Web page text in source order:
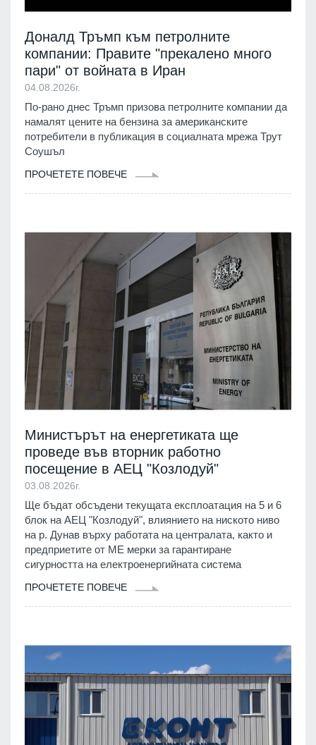
Доналд Тръмп към петролните
компании: Правите "прекалено много
пари" от войната в Иран
04.08.2026г.
По-рано днес Тръмп призова петролните компании да
намалят цените на бензина за американските
потребители в публикация в социалната мрежа Трут
Соушъл
ПРОЧЕТЕТЕ ПОВЕЧЕ
Министърът на енергетиката ще
проведе във вторник работно
посещение в АЕЦ "Козлодуй"
03.08.2026г.
Ще бъдат обсъдени текущата експлоатация на 5 и 6
блок на АЕЦ "Козлодуй", влиянието на ниското ниво
на р. Дунав върху работата на централата, както и
предприетите от МЕ мерки за гарантиране
сигурността на електроенергийната система
ПРОЧЕТЕТЕ ПОВЕЧЕ